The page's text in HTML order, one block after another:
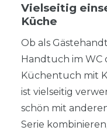
Vielseitig
Küche
Ob als
Handtuch im WC
Küchentuch mit
ist vielseitig
schön mit
Serie